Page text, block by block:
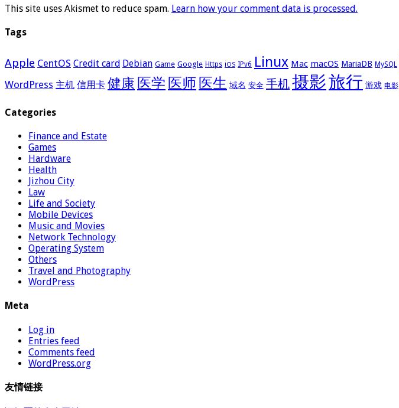
This site uses Akismet to reduce spam. Learn how your comment data is processed.
Tags
Apple CentOS Credit card Debian Game Google Https iOS IPv6 Linux Mac macOS MariaDB MySQL
WordPress 主机 信用卡 健康 医学 医师 医生 域名 安全 手机摄影旅行 游戏 电影
Categories
Finance and Estate
Games
Hardware
Health
Jizhou City
Law
Life and Society
Mobile Devices
Music and Movies
Network Technology
Operating System
Others
Travel and Photography
WordPress
Meta
Log in
Entries feed
Comments feed
WordPress.org
友情链接